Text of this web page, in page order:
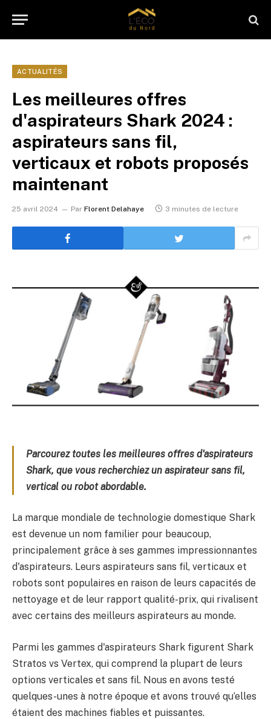
ACTUALITÉS
Les meilleures offres
d'aspirateurs Shark 2024 :
aspirateurs sans fil,
verticaux et robots proposés
maintenant
25 avril 2024 Par Florent Delahaye 3 minutes de lecture
Parcourez toutes les meilleures offres d'aspirateurs
Shark, que vous recherchiez un aspirateur sans fil,
vertical ou robot abordable.
La marque mondiale de technologie domestique Shark
est devenue un nom familier pour beaucoup,
principalement grâce à ses gammes impressionnantes
d'aspirateurs. Leurs aspirateurs sans fil, verticaux et
robots sont populaires en raison de leurs capacités de
nettoyage et de leur rapport qualité-prix, qui rivalisent
avec certains des meilleurs aspirateurs au monde.
Parmi les gammes d'aspirateurs Shark figurent Shark
Stratos vs Vertex, qui comprend la plupart de leurs
options verticales et sans fil. Nous en avons testé
quelques-unes à notre époque et avons trouvé qu’elles
étaient des machines fiables et puissantes.